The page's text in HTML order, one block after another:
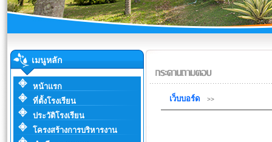
เมนูหลัก
หน้าแรก
ที่ตั้งโรงเรียน
ประวัติโรงเรียน
โครงสร้างการบริหารงาน
เว็บบอร์ด >>